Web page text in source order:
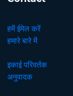
हमें ईमेल करें
हमारे बारे में
इकाई परिवर्तक
अनुवादक